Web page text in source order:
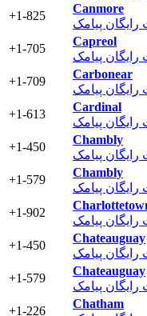
+1-825
Canmore
رایگان پیامک
+1-705
Capreol
رایگان پیامک
+1-709
Carbonear
رایگان پیامک
+1-613
Cardinal
رایگان پیامک
+1-450
Chambly
رایگان پیامک
+1-579
Chambly
رایگان پیامک
+1-902
رایگان پیامک
+1-450
Chateauguay
رایگان پیامک
+1-579
Chateauguay
رایگان پیامک
+1-226
Chatham